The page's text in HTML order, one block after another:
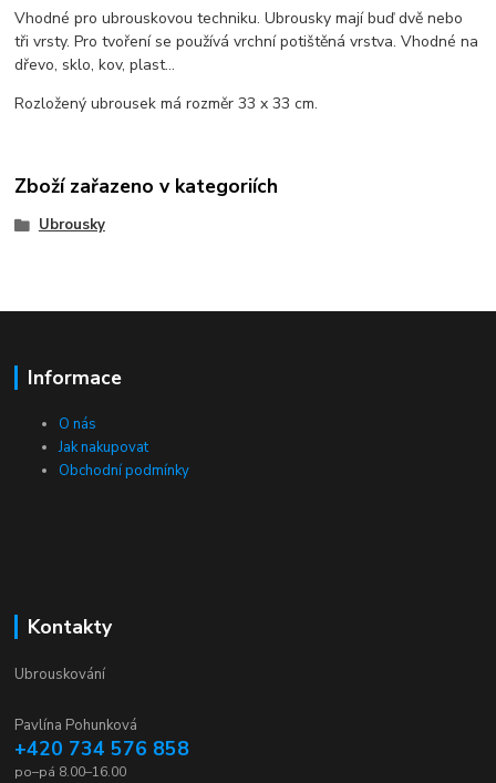
Vhodné pro ubrouskovou techniku. Ubrousky mají buď dvě nebo
tři vrsty. Pro tvoření se používá vrchní potištěná vrstva. Vhodné na
dřevo, sklo, kov, plast...
Rozložený ubrousek má rozměr 33 x 33 cm.
Zboží zařazeno v kategoriích
Ubrousky
Informace
O nás
Jak nakupovat
Obchodní podmínky
Kontakty
Ubrouskování
Pavlína Pohunková
+420 734 576 858
po–pá 8.00–16.00